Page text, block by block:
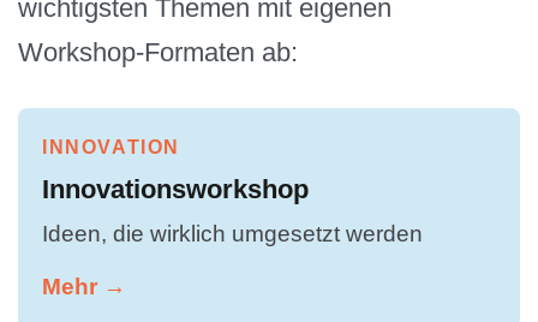
wichtigsten Themen mit eigenen
Workshop-Formaten ab:
INNOVATION
Innovationsworkshop
Ideen, die wirklich umgesetzt werden
Mehr →